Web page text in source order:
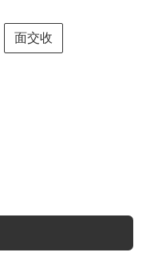
面交收